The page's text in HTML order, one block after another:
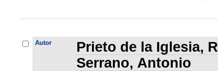
Autor
Prieto de la Iglesia,
Serrano, Antonio